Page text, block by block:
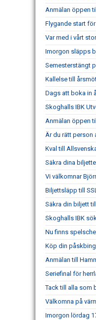
Anmälan öppen
Flygande start
Var med i vårt
Imorgon släpps
Semesterstängt
Kallelse till
Dags att boka in
Skoghalls IBK
Anmälan öppen
Är du rätt person
Kval till
Säkra dina
Vi välkomnar
Biljettsläpp till
Säkra din biljett
Skoghalls IBK
Nu finns
Köp din
Anmälan till
Seriefinal för
Tack till alla som
Välkomna på
Imorgon lördag